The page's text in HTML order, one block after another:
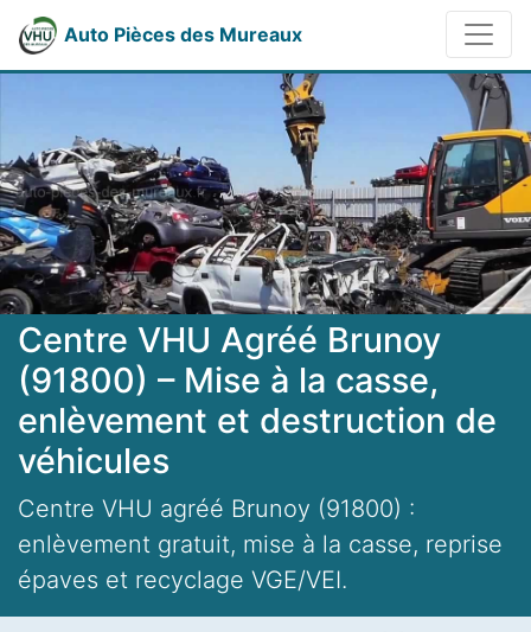
Auto Pièces des Mureaux
Centre VHU Agréé Brunoy
(91800) – Mise à la casse,
enlèvement et destruction de
véhicules
Centre VHU agréé Brunoy (91800) :
enlèvement gratuit, mise à la casse, reprise
épaves et recyclage VGE/VEI.